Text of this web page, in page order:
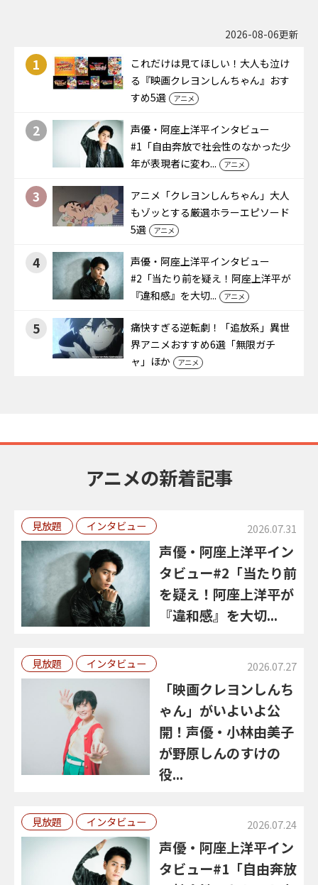
2026-08-06更新
1
これだけは見てほしい！大人も泣け
る『映画クレヨンしんちゃん』おす
すめ5選
アニメ
2
声優・阿座上洋平インタビュー
#1「自由奔放で社会性のなかった少
年が表現者に変わ...
アニメ
3
アニメ「クレヨンしんちゃん」大人
もゾッとする厳選ホラーエピソード
5選
アニメ
4
声優・阿座上洋平インタビュー
#2「当たり前を疑え！阿座上洋平が
『違和感』を大切...
アニメ
5
痛快すぎる逆転劇！「追放系」異世
界アニメおすすめ6選「無限ガチ
ャ」ほか
アニメ
アニメの新着記事
見放題 インタビュー 2026.07.31
声優・阿座上洋平イン
タビュー#2「当たり前
を疑え！阿座上洋平が
『違和感』を大切...
見放題 インタビュー 2026.07.27
「映画クレヨンしんち
ゃん」がいよいよ公
開！声優・小林由美子
が野原しんのすけの
役...
見放題 インタビュー 2026.07.24
声優・阿座上洋平イン
タビュー#1「自由奔放